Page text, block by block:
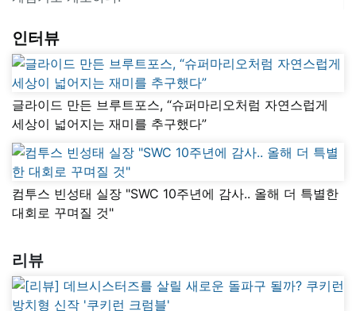
인터뷰
글라이드 만든 브루트포스, “슈퍼마리오처럼 자연스럽게
세상이 넓어지는 재미를 추구했다”
컴투스 빈성태 실장 "SWC 10주년에 감사.. 올해 더 특별한
대회로 꾸며질 것"
리뷰